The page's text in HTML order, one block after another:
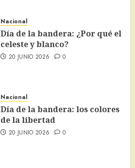
Nacional
Día de la bandera: ¿Por qué el
celeste y blanco?
20 JUNIO 2026 0
Nacional
Día de la bandera: los colores
de la libertad
20 JUNIO 2026 0